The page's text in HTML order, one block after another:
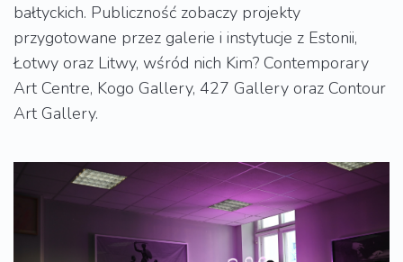
bałtyckich. Publiczność zobaczy projekty
przygotowane przez galerie i instytucje z Estonii,
Łotwy oraz Litwy, wśród nich Kim? Contemporary
Art Centre, Kogo Gallery, 427 Gallery oraz Contour
Art Gallery.